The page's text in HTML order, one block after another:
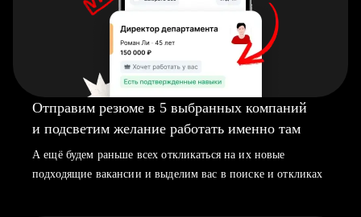
Отправим резюме в 5 выбранных компаний
и подсветим желание работать именно там
А ещё будем раньше всех откликаться на их новые
подходящие вакансии и выделим вас в поиске и откликах